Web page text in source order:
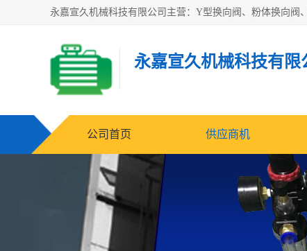
永嘉宣久机械科技有限
公司首页 供应商机